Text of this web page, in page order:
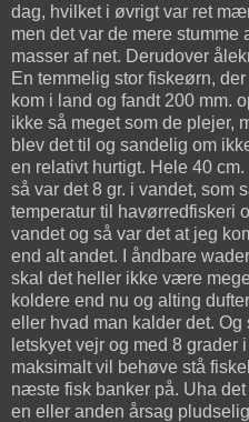
dag, hvilket i øvrigt var ret
men det var de mere stumme
masser af net. Derudover
En temmelig stor fiskeørn,
kom i land og fandt 200 mm.
ikke så meget som de plejer,
blev det til og sandelig om
en relativt hurtigt. Hele 40
så var det 8 gr. i vandet, som
temperatur til havørredfiskeri
vandet og så var det at jeg
end alt andet. I åndbare
skal det heller ikke være
koldere end nu og alting
eller hvad man kalder det.
letskyet vejr og med 8 grader
maksimalt vil behøve stå
næste fisk banker på. Uha
en eller anden årsag